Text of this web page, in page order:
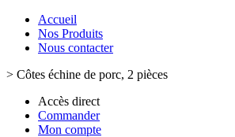
Accueil
Nos Produits
Nous contacter
> Côtes échine de porc, 2 pièces
Accès direct
Commander
Mon compte